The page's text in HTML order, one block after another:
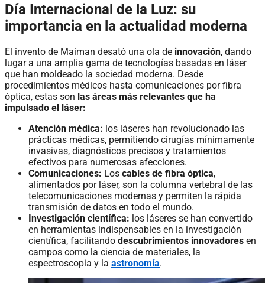
Día Internacional de la Luz: su
importancia en la actualidad moderna
El invento de Maiman desató una ola de innovación, dando
lugar a una amplia gama de tecnologías basadas en láser
que han moldeado la sociedad moderna. Desde
procedimientos médicos hasta comunicaciones por fibra
óptica, estas son las áreas más relevantes que ha
impulsado el láser:
Atención médica: los láseres han revolucionado las
prácticas médicas, permitiendo cirugías mínimamente
invasivas, diagnósticos precisos y tratamientos
efectivos para numerosas afecciones.
Comunicaciones: Los cables de fibra óptica,
alimentados por láser, son la columna vertebral de las
telecomunicaciones modernas y permiten la rápida
transmisión de datos en todo el mundo.
Investigación científica: los láseres se han convertido
en herramientas indispensables en la investigación
científica, facilitando descubrimientos innovadores en
campos como la ciencia de materiales, la
espectroscopia y la astronomía.